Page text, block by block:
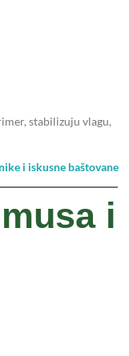
stabilizuju vlagu,
i iskusne baštovane
i